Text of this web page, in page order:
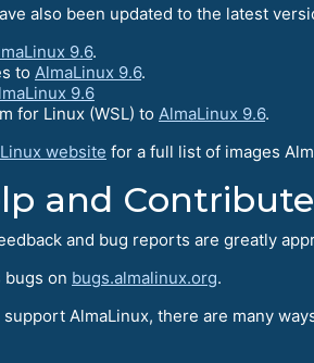
also been updated to the latest
9.6.
to AlmaLinux 9.6.
9.6
for Linux (WSL) to AlmaLinux 9.6.
website for a full list of images
and Сontribute
and bug reports are greatly
bugs on bugs.almalinux.org.
AlmaLinux, there are many